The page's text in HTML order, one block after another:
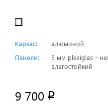
Каркас:
алюминий
Панели:
5 мм plexiglas -
влагостойкий
9 700 p